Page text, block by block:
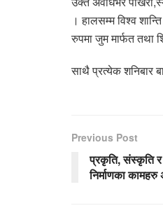
। हालसम्म विश्व
रुपमा जुम मार्फत तथा
साथै प्रत्येक शनिबार
Previous Post
प्रकृति, संस्कृति र
निर्माणका कामहरु